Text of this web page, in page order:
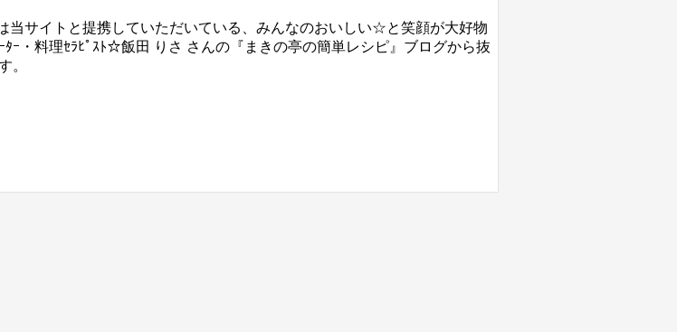
当サイトと提携していただいている、みんなのおいしい☆と笑顔が大好物
ｰﾀｰ・料理ｾﾗﾋﾟｽﾄ☆飯田 りさ さんの『まきの亭の簡単レシピ』ブログから抜
。